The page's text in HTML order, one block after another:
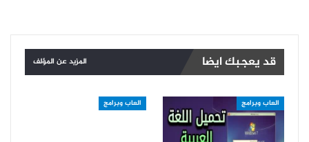
قد يعجبك ايضا المزيد عن المؤلف
العاب وبرامج العاب وبرامج